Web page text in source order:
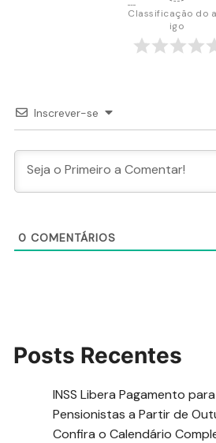
Classificação do
igo
Inscrever-se
0 COMENTÁRIOS
Posts Recentes
INSS Libera Pagamento
Pensionistas a Partir de
Confira o Calendário